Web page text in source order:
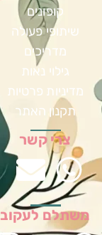
קופונים
שיתופי פעולה
מדריכים
גילוי נאות
מדיניות פרטיות
תקנון האתר
צרי קשר
משתלם לעקוב